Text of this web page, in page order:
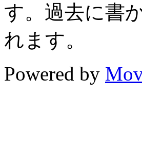
す。過去に書
れます。
Powered by